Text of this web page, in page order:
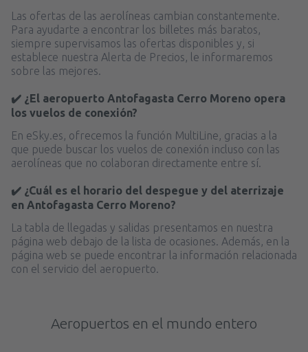
Las ofertas de las aerolíneas cambian constantemente.
Para ayudarte a encontrar los billetes más baratos,
siempre supervisamos las ofertas disponibles y, si
establece nuestra Alerta de Precios, le informaremos
sobre las mejores.
✔️ ¿El aeropuerto Antofagasta Cerro Moreno opera
los vuelos de conexión?
En eSky.es, ofrecemos la función MultiLine, gracias a la
que puede buscar los vuelos de conexión incluso con las
aerolíneas que no colaboran directamente entre sí.
✔️ ¿Cuál es el horario del despegue y del aterrizaje
en Antofagasta Cerro Moreno?
La tabla de llegadas y salidas presentamos en nuestra
página web debajo de la lista de ocasiones. Además, en la
página web se puede encontrar la información relacionada
con el servicio del aeropuerto.
Aeropuertos en el mundo entero